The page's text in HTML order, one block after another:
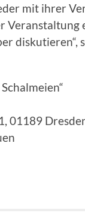
mit ihrer
Veranstaltung
diskutieren“,
01189